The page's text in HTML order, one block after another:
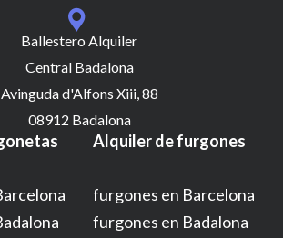
Ballestero Alquiler
Central Badalona
Avinguda d'Alfons Xiii, 88
08912 Badalona
Alquiler de furgones
furgones en Barcelona
furgones en Badalona